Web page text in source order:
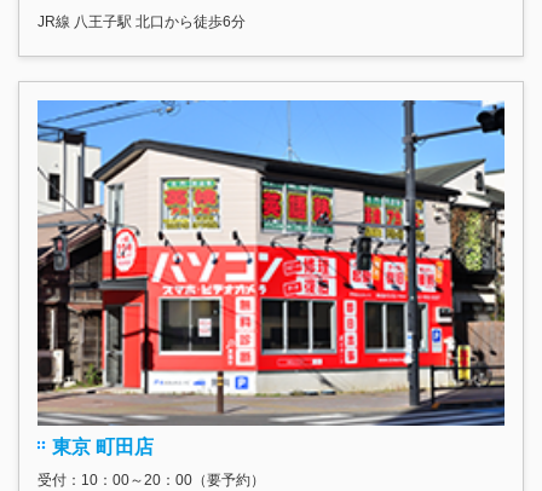
JR線 八王子駅 北口から徒歩6分
東京 町田店
受付：10：00～20：00（要予約）